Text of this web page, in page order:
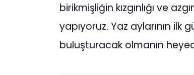
birikmişliğin kızgınlığı ve
yapıyoruz. Yaz aylarının
buluşturacak olmanın